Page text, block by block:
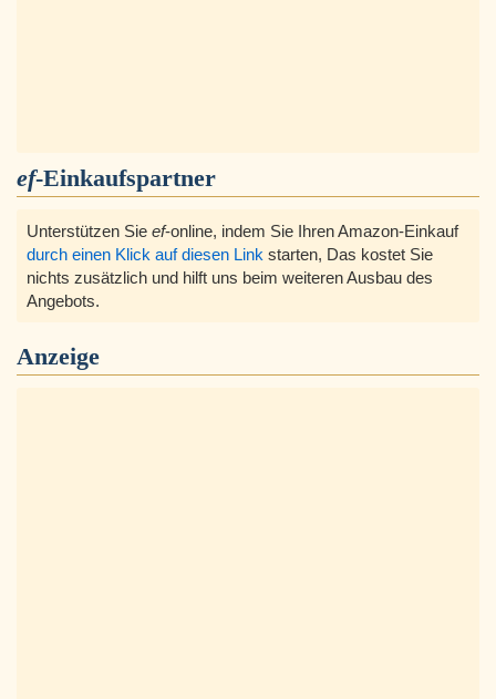
ef-Einkaufspartner
Unterstützen Sie ef-online, indem Sie Ihren Amazon-Einkauf
durch einen Klick auf diesen Link starten, Das kostet Sie
nichts zusätzlich und hilft uns beim weiteren Ausbau des
Angebots.
Anzeige